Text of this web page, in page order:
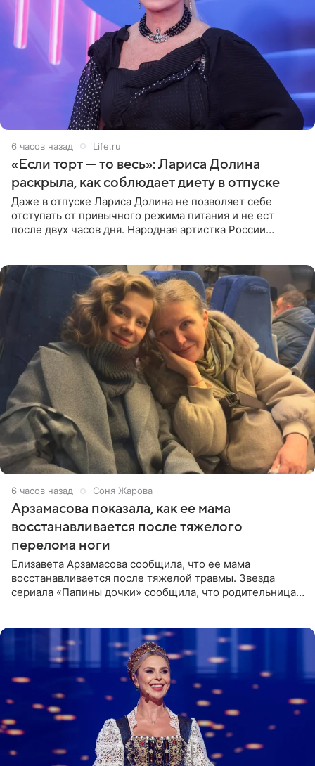
6 часов назад Life.ru
«Если торт — то весь»: Лариса Долина
раскрыла, как соблюдает диету в отпуске
Даже в отпуске Лариса Долина не позволяет себе
отступать от привычного режима питания и не ест
после двух часов дня. Народная артистка России
6 часов назад Соня Жарова
Арзамасова показала, как ее мама
восстанавливается после тяжелого
перелома ноги
Елизавета Арзамасова сообщила, что ее мама
восстанавливается после тяжелой травмы. Звезда
сериала «Папины дочки» сообщила, что родительница